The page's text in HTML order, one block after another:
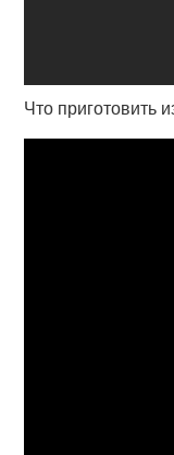
Что приготовить